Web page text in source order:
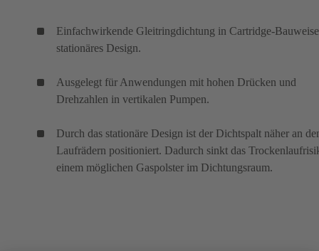
Einfachwirkende Gleitringdichtung in Cartridge-
stationäres Design.
Ausgelegt für Anwendungen mit hohen Drücken und
Drehzahlen in vertikalen Pumpen.
Durch das stationäre Design ist der Dichtspalt näher an
Laufrädern positioniert. Dadurch sinkt das
einem möglichen Gaspolster im Dichtungsraum.